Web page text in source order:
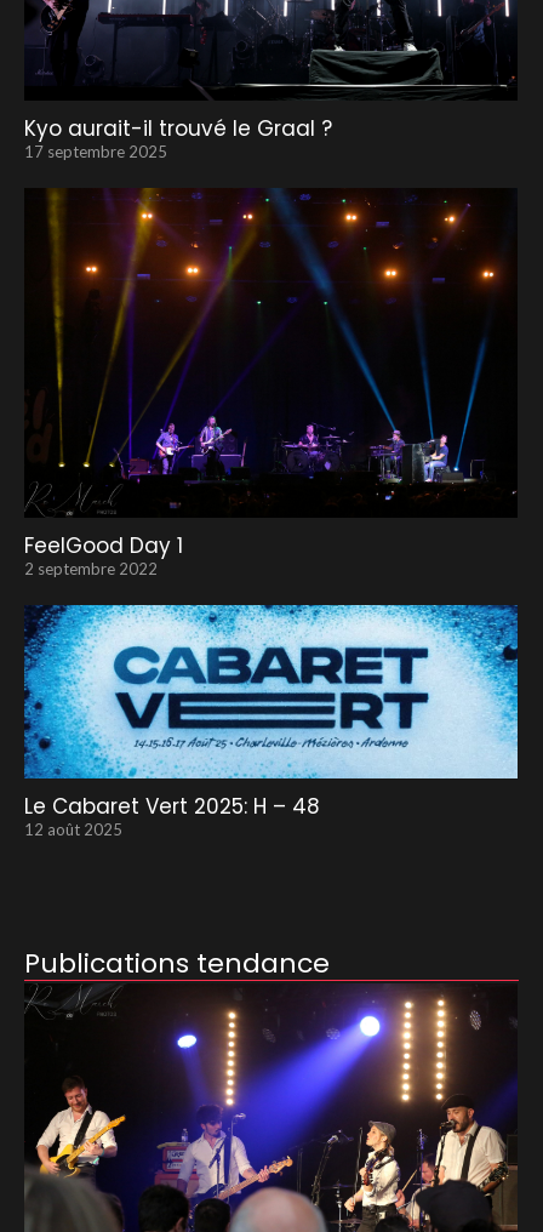
Kyo aurait-il trouvé le Graal ?
17 septembre 2025
FeelGood Day 1
2 septembre 2022
Le Cabaret Vert 2025: H – 48
12 août 2025
Publications tendance